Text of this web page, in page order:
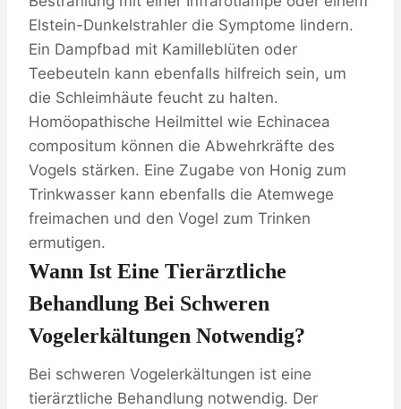
Elstein-Dunkelstrahler die Symptome lindern.
Ein Dampfbad mit Kamilleblüten oder
Teebeuteln kann ebenfalls hilfreich sein, um
die Schleimhäute feucht zu halten.
Homöopathische Heilmittel wie Echinacea
compositum können die Abwehrkräfte des
Vogels stärken. Eine Zugabe von Honig zum
Trinkwasser kann ebenfalls die Atemwege
freimachen und den Vogel zum Trinken
ermutigen.
Wann Ist Eine Tierärztliche
Behandlung Bei Schweren
Vogelerkältungen Notwendig?
Bei schweren Vogelerkältungen ist eine
tierärztliche Behandlung notwendig. Der